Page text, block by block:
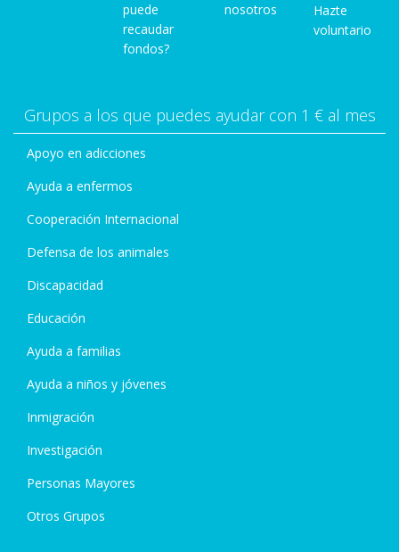
puede
recaudar
fondos?
nosotros
Hazte
voluntario
Grupos a los que puedes ayudar con 1 € al mes
Apoyo en adicciones
Ayuda a enfermos
Cooperación Internacional
Defensa de los animales
Discapacidad
Educación
Ayuda a familias
Ayuda a niños y jóvenes
Inmigración
Investigación
Personas Mayores
Otros Grupos